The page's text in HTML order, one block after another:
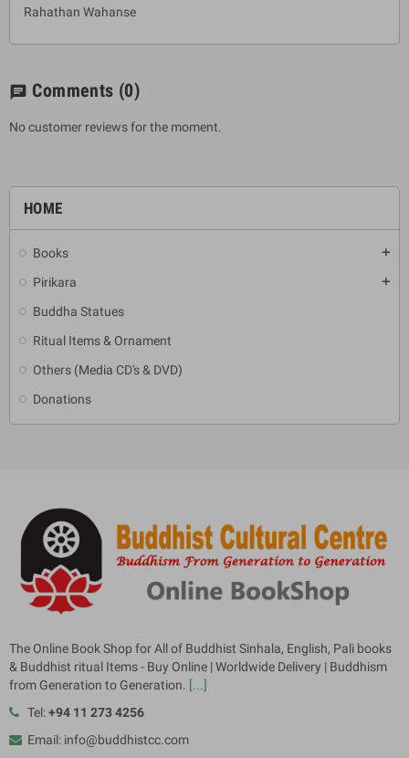
HOME
Books add
Pirikara add
Buddha Statues
Ritual Items & Ornament
Others (Media CD's & DVD)
Donations
Rahathan Wahanse
chat Comments (0)
No customer reviews for the moment.
The Online Book Shop for All of Buddhist Sinhala, English, Pali books
& Buddhist ritual Items - Buy Online | Worldwide Delivery | Buddhism
from Generation to Generation. [...]
Tel:+94 11 273 4256
Email: info@buddhistcc.com